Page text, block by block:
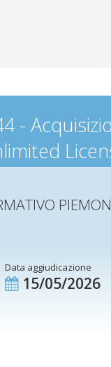
-
Data aggiudicazione
15/05/2026